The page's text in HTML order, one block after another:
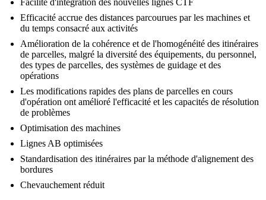
Facilité d'intégration des nouvelles lignes CTF
Efficacité accrue des distances parcourues par les machines et
du temps consacré aux activités
Amélioration de la cohérence et de l'homogénéité des itinéraires
de parcelles, malgré la diversité des équipements, du personnel,
des types de parcelles, des systèmes de guidage et des
opérations
Les modifications rapides des plans de parcelles en cours
d'opération ont amélioré l'efficacité et les capacités de résolution
de problèmes
Optimisation des machines
Lignes AB optimisées
Standardisation des itinéraires par la méthode d'alignement des
bordures
Chevauchement réduit